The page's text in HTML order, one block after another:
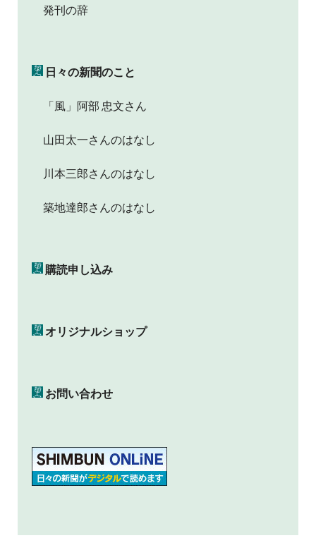
発刊の辞
日々の新聞のこと
「風」阿部 忠文さん
山田太一さんのはなし
川本三郎さんのはなし
築地達郎さんのはなし
購読申し込み
オリジナルショップ
お問い合わせ